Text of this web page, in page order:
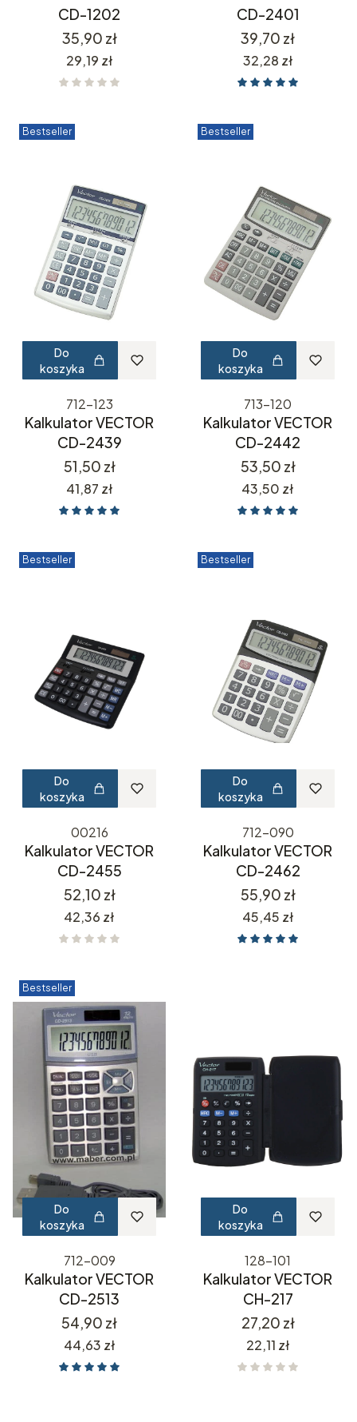
CD-1202
Cena
35,90 zł
Cena
29,19 zł
CD-2401
Cena
39,70 zł
Cena
32,28 zł
Bestseller
Do
koszyka
712-123
Kalkulator VECTOR
CD-2439
Cena
51,50 zł
Cena
41,87 zł
Bestseller
Do
koszyka
713-120
Kalkulator VECTOR
CD-2442
Cena
53,50 zł
Cena
43,50 zł
Bestseller
Do
koszyka
00216
Kalkulator VECTOR
CD-2455
Cena
52,10 zł
Cena
42,36 zł
Bestseller
Do
koszyka
712-090
Kalkulator VECTOR
CD-2462
Cena
55,90 zł
Cena
45,45 zł
Bestseller
Do
koszyka
712-009
Kalkulator VECTOR
CD-2513
Cena
54,90 zł
Cena
44,63 zł
Do
koszyka
128-101
Kalkulator VECTOR
CH-217
Cena
27,20 zł
Cena
22,11 zł